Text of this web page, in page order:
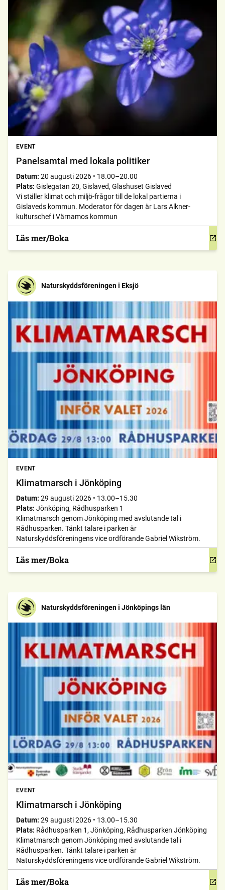
EVENT
Panelsamtal med lokala politiker
Datum: 20 augusti 2026 • 18.00–20.00
Plats: Gislegatan 20, Gislaved, Glashuset Gislaved
Vi ställer klimat och miljö-frågor till de lokal partierna i
Gislaveds kommun. Moderator för dagen är Lars Alkner-
kulturschef i Värnamos kommun
Läs mer/Boka
Naturskyddsföreningen i Eksjö
EVENT
Klimatmarsch i Jönköping
Datum: 29 augusti 2026 • 13.00–15.30
Plats: Jönköping, Rådhusparken 1
Klimatmarsch genom Jönköping med avslutande tal i
Rådhusparken. Tänkt talare i parken är
Naturskyddsföreningens vice ordförande Gabriel Wikström.
Läs mer/Boka
Naturskyddsföreningen i Jönköpings län
EVENT
Klimatmarsch i Jönköping
Datum: 29 augusti 2026 • 13.00–15.30
Plats: Rådhusparken 1, Jönköping, Rådhusparken Jönköping
Klimatmarsch genom Jönköping med avslutande tal i
Rådhusparken. Tänkt talare i parken är
Naturskyddsföreningens vice ordförande Gabriel Wikström.
Läs mer/Boka